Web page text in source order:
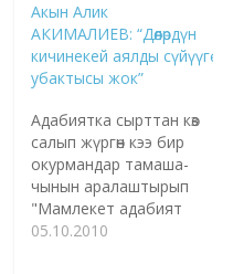
Акын Алик
АКИМАЛИЕВ: “Дөөлөрдүн
кичинекей аялды сүйүүгө
убактысы жок”
Адабиятка сырттан көз
салып жүргөн кээ бир
окурмандар тамаша-
чынын аралаштырып
"Мамлекет адабият
менен маданиятка көңүл
05.10.2010